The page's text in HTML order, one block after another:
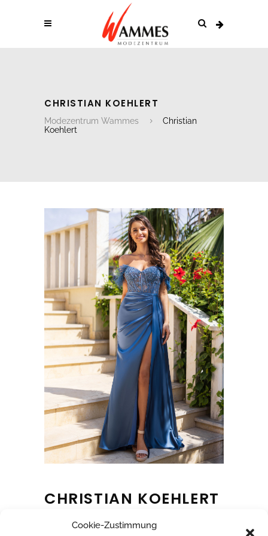
Cookie-Zustimmung
CHRISTIAN KOEHLERT
Modezentrum Wammes
Christian
Koehlert
CHRISTIAN KOEHLERT